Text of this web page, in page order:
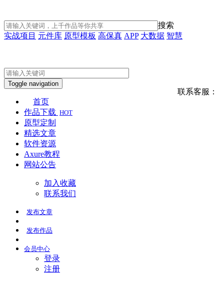
搜索
实战项目 元件库 原型模板 高保真 APP 大数据 智慧
联系客服：
Toggle navigation
首页
作品下载 HOT
原型定制
精选文章
软件资源
Axure教程
网站公告
加入收藏
联系我们
发布文章
发布作品
会员中心
登录
注册